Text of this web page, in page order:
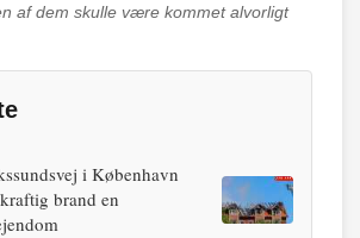
af dem skulle være kommet alvorligt
i København
brand en